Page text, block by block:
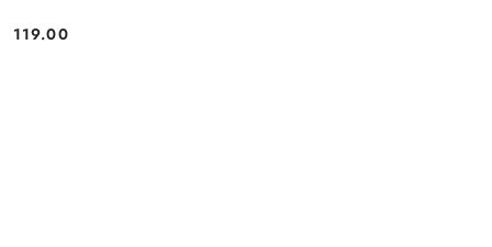
Cena:
119.00